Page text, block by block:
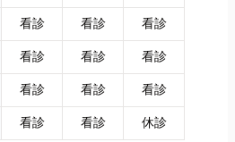
看診 看診
看診
看診 看診
看診
看診 看診
看診
看診 看診 休診